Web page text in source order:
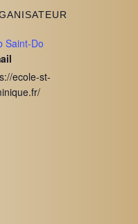
Saint-Do
ecole-st-